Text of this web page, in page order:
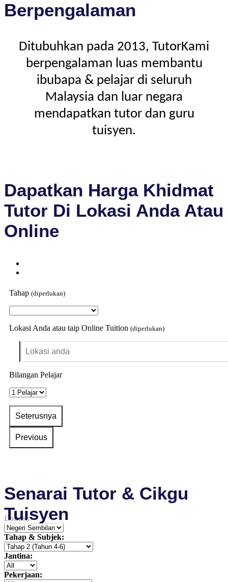
Berpengalaman
Ditubuhkan pada 2013, TutorKami
berpengalaman luas membantu
ibubapa & pelajar di seluruh
Malaysia dan luar negara
mendapatkan tutor dan guru
tuisyen.
Dapatkan Harga Khidmat
Tutor Di Lokasi Anda Atau
Online
Tahap (diperlukan)
Lokasi Anda atau taip Online Tuition (diperlukan)
Bilangan Pelajar
Senarai Tutor & Cikgu
Tuisyen
Lokasi:
Tahap & Subjek:
Jantina:
Pekerjaan: